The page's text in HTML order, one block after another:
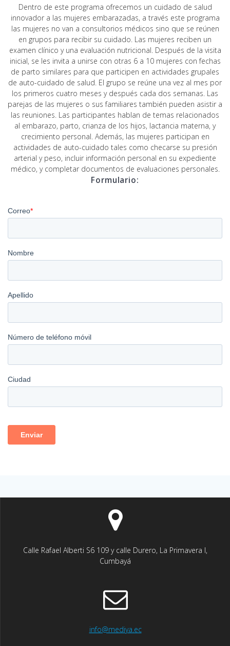
Dentro de este programa ofrecemos un cuidado de salud
innovador a las mujeres embarazadas, a través este programa
las mujeres no van a consultorios médicos sino que se reúnen
en grupos para recibir su cuidado. Las mujeres reciben un
examen clínico y una evaluación nutricional. Después de la visita
inicial, se les invita a unirse con otras 6 a 10 mujeres con fechas
de parto similares para que participen en actividades grupales
de auto-cuidado de salud. El grupo se reúne una vez al mes por
los primeros cuatro meses y después cada dos semanas. Las
parejas de las mujeres o sus familiares también pueden asistir a
las reuniones. Las participantes hablan de temas relacionados
al embarazo, parto, crianza de los hijos, lactancia materna, y
crecimiento personal. Además, las mujeres participan en
actividades de auto-cuidado tales como checarse su presión
arterial y peso, incluir información personal en su expediente
médico, y completar documentos de evaluaciones personales.
Formulario:
Calle Rafael Alberti S6 109 y calle Durero, La Primavera I,
Cumbayá
info@mediya.ec